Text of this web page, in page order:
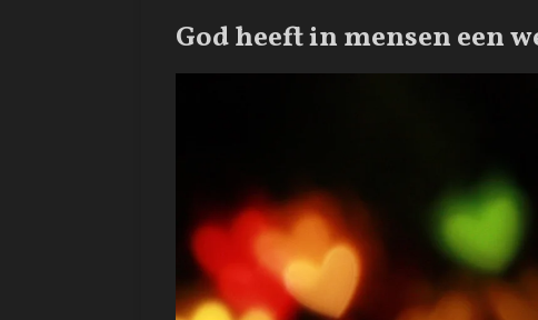
God heeft in mensen een